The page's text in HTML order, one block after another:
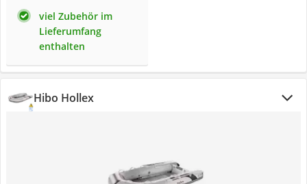
viel Zubehör im
Lieferumfang
enthalten
Hibo Hollex